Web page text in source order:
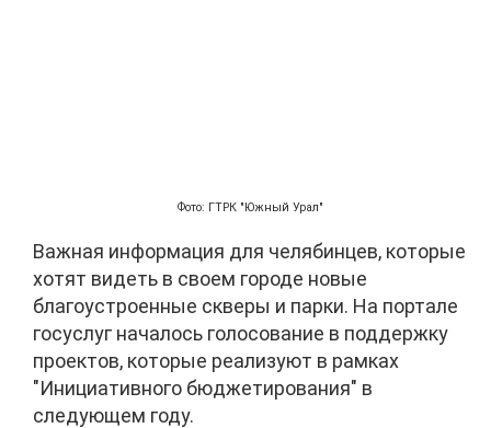
Фото: ГТРК "Южный Урал"
Важная информация для челябинцев, которые
хотят видеть в своем городе новые
благоустроенные скверы и парки. На портале
госуслуг началось голосование в поддержку
проектов, которые реализуют в рамках
"Инициативного бюджетирования" в
следующем году.